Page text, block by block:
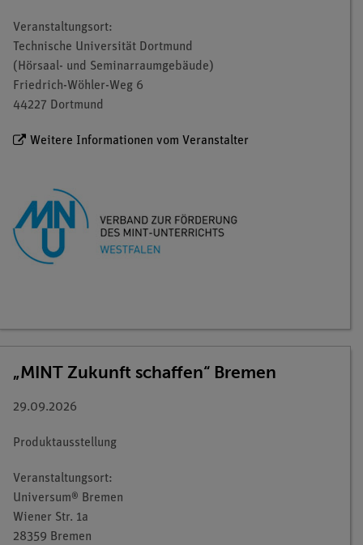
Veranstaltungsort:
Technische Universität Dortmund
(Hörsaal- und Seminarraumgebäude)
Friedrich-Wöhler-Weg 6
44227 Dortmund
Weitere Informationen vom Veranstalter
„MINT Zukunft schaffen“ Bremen
29.09.2026
Produktausstellung
Veranstaltungsort:
Universum® Bremen
Wiener Str. 1a
28359 Bremen